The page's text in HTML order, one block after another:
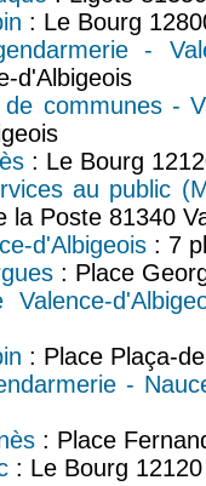
: Le Bourg
-
d'Albigeois
de communes -
: Le Bourg
au public
la Poste 81340
d'Albigeois : 7
: Place
: Place Plaça-
-
: Place
: Le Bourg